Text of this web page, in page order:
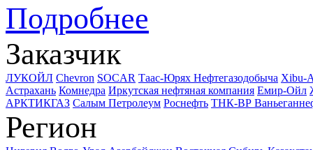
Подробнее
Заказчик
ЛУКОЙЛ Chevron SOCAR Таас-Юрях Нефтегазодобыча Xibu-
Астрахань Комнедра Иркутская нефтяная компания Емир-Ойл
АРКТИКГАЗ Салым Петролеум Роснефть ТНК-ВР
Регион